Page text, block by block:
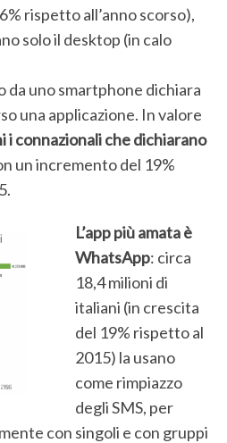
rispetto all’anno scorso),
solo il desktop (in calo
da uno smartphone dichiara
una applicazione. In valore
i connazionali che dichiarano
un incremento del 19%
L’app più amata è
WhatsApp: circa
18,4 milioni di
italiani (in crescita
del 19% rispetto al
2015) la usano
come rimpiazzo
degli SMS, per
con singoli e con gruppi